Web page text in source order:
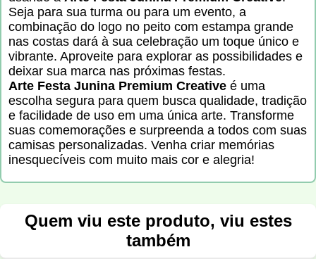
Seja para sua turma ou para um evento, a
combinação do logo no peito com estampa grande
nas costas dará à sua celebração um toque único e
vibrante. Aproveite para explorar as possibilidades e
deixar sua marca nas próximas festas.
Arte Festa Junina Premium Creative é uma
escolha segura para quem busca qualidade, tradição
e facilidade de uso em uma única arte. Transforme
suas comemorações e surpreenda a todos com suas
camisas personalizadas. Venha criar memórias
inesquecíveis com muito mais cor e alegria!
Quem viu este produto, viu estes
também